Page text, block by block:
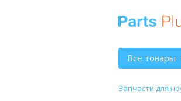
Все товары
Запчасти для